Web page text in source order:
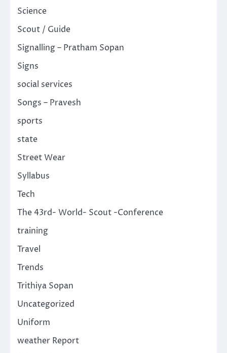
Science
Scout / Guide
Signalling – Pratham Sopan
Signs
social services
Songs – Pravesh
sports
state
Street Wear
Syllabus
Tech
The 43rd- World- Scout -Conference
training
Travel
Trends
Trithiya Sopan
Uncategorized
Uniform
weather Report